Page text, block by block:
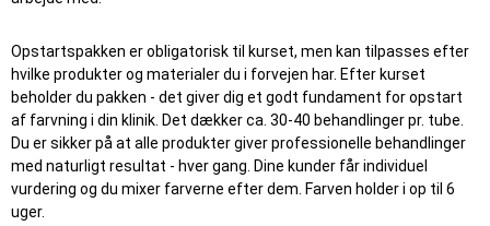
Opstartspakken er obligatorisk til kurset, men kan tilpasses efter
hvilke produkter og materialer du i forvejen har. Efter kurset
beholder du pakken - det giver dig et godt fundament for opstart
af farvning i din klinik. Det dækker ca. 30-40 behandlinger pr. tube.
Du er sikker på at alle produkter giver professionelle behandlinger
med naturligt resultat - hver gang. Dine kunder får individuel
vurdering og du mixer farverne efter dem. Farven holder i op til 6
uger.